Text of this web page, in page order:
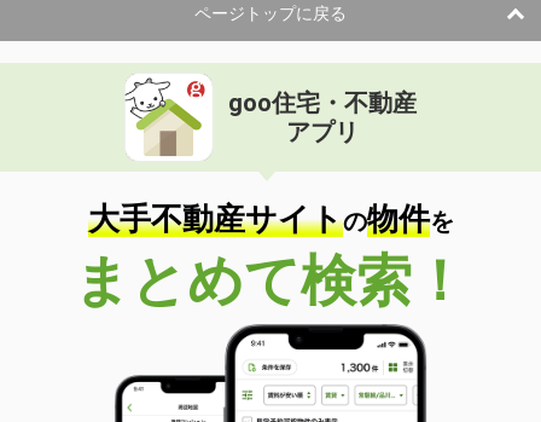
ページトップに戻る
goo住宅・不動産
アプリ
大手不動産サイトの物件を
まとめて検索！